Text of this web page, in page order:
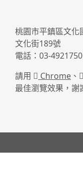
桃園市平鎮區文化
文化街189號
電話：03-
請用
Chrome 、
最佳瀏覽效果，謝